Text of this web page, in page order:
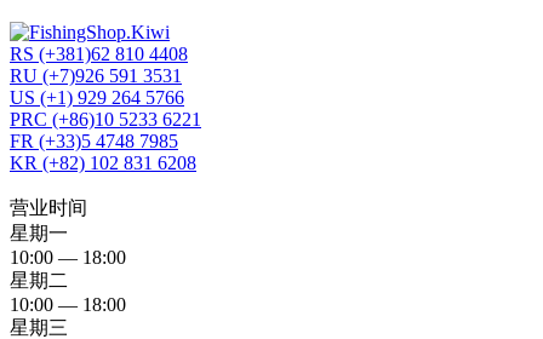
RS (+381)62 810 4408
RU (+7)926 591 3531
US (+1) 929 264 5766
PRC (+86)10 5233 6221
FR (+33)5 4748 7985
KR (+82) 102 831 6208
营业时间
星期一
10:00 — 18:00
星期二
10:00 — 18:00
星期三